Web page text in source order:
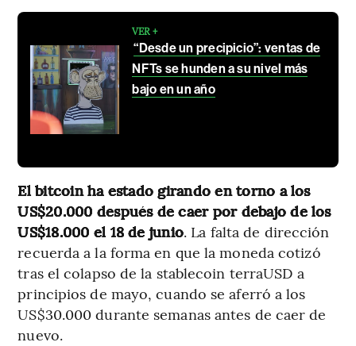
VER +
“Desde un precipicio”: ventas de
NFTs se hunden a su nivel más
bajo en un año
El bitcoin ha estado girando en torno a los
US$20.000 después de caer por debajo de los
US$18.000 el 18 de junio. La falta de dirección
recuerda a la forma en que la moneda cotizó
tras el colapso de la stablecoin terraUSD a
principios de mayo, cuando se aferró a los
US$30.000 durante semanas antes de caer de
nuevo.